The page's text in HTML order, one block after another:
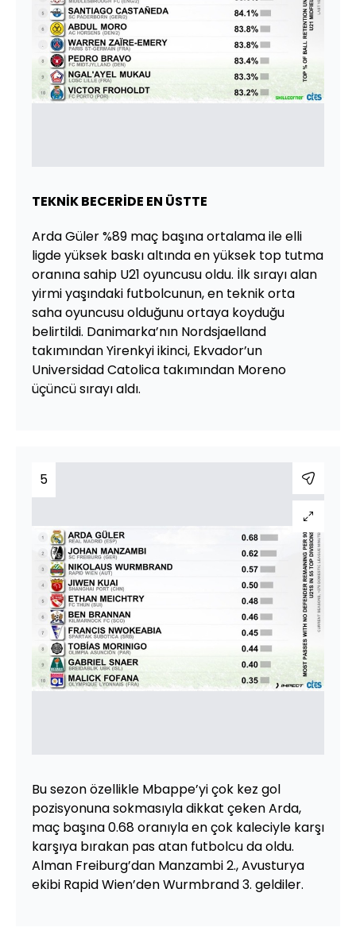
TEKNİK BECERİDE EN ÜSTTE
Arda Güler %89 maç başına ortalama ile elli
ligde yüksek baskı altında en yüksek top tutma
oranına sahip U21 oyuncusu oldu. İlk sırayı alan
yirmi yaşındaki futbolcunun, en teknik orta
saha oyuncusu olduğunu ortaya koyduğu
belirtildi. Danimarka’nın Nordsjaelland
takımından Yirenkyi ikinci, Ekvador’un
Universidad Catolica takımından Moreno
üçüncü sırayı aldı.
5
Bu sezon özellikle Mbappe’yi çok kez gol
pozisyonuna sokmasıyla dikkat çeken Arda,
maç başına 0.68 oranıyla en çok kaleciyle karşı
karşıya bırakan pas atan futbolcu da oldu.
Alman Freiburg’dan Manzambi 2., Avusturya
ekibi Rapid Wien’den Wurmbrand 3. geldiler.